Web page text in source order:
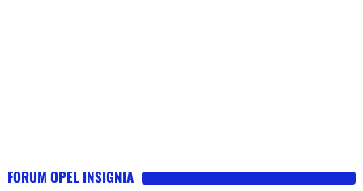
FORUM OPEL INSIGNIA